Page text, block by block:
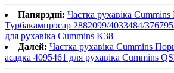
Папярэдні: Частка рухавіка
Турбакампрэсар 2882099/4033484/
для рухавіка Cummins K38
Далей: Частка рухавіка Cummins
асадка 4095461 для рухавіка Cummins